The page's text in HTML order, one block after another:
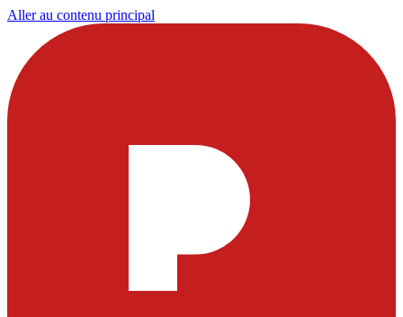
Aller au contenu principal